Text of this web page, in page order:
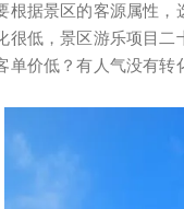
根据景区的客源属性
很低，景区游乐项目
单价低？有人气没有